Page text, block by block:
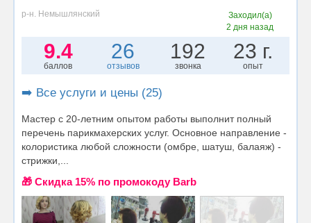
р-н. Немышлянский
Заходил(а)
2 дня назад
9.4
баллов
26
отзывов
192
звонка
23 г.
опыт
➡️ Все услуги и цены (25)
Мастер с 20-летним опытом работы выполнит полный
перечень парикмахерских услуг. Основное направление -
колористика любой сложности (омбре, шатуш, балаяж) -
стрижки,...
🎁 Cкидка 15% по промокоду Barb